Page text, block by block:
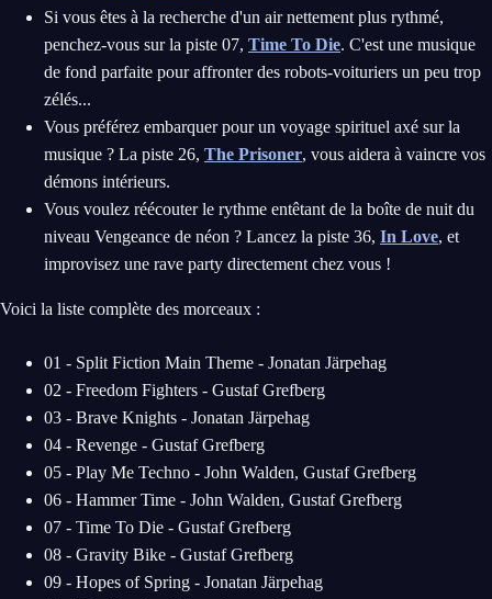
Si vous êtes à la recherche d'un air nettement plus rythmé,
penchez-vous sur la piste 07, Time To Die. C'est une musique
de fond parfaite pour affronter des robots-voituriers un peu trop
zélés...
Vous préférez embarquer pour un voyage spirituel axé sur la
musique ? La piste 26, The Prisoner, vous aidera à vaincre vos
démons intérieurs.
Vous voulez réécouter le rythme entêtant de la boîte de nuit du
niveau Vengeance de néon ? Lancez la piste 36, In Love, et
improvisez une rave party directement chez vous !
Voici la liste complète des morceaux :
01 - Split Fiction Main Theme - Jonatan Järpehag
02 - Freedom Fighters - Gustaf Grefberg
03 - Brave Knights - Jonatan Järpehag
04 - Revenge - Gustaf Grefberg
05 - Play Me Techno - John Walden, Gustaf Grefberg
06 - Hammer Time - John Walden, Gustaf Grefberg
07 - Time To Die - Gustaf Grefberg
08 - Gravity Bike - Gustaf Grefberg
09 - Hopes of Spring - Jonatan Järpehag